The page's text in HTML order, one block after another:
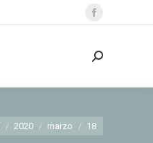
Abrir
en
Buscar:
2020 marzo 18